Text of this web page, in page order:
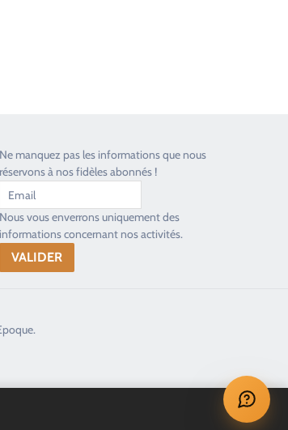
Ne manquez pas les informations que nous
réservons à nos fidèles abonnés !
Nous vous enverrons uniquement des
informations concernant nos activités.